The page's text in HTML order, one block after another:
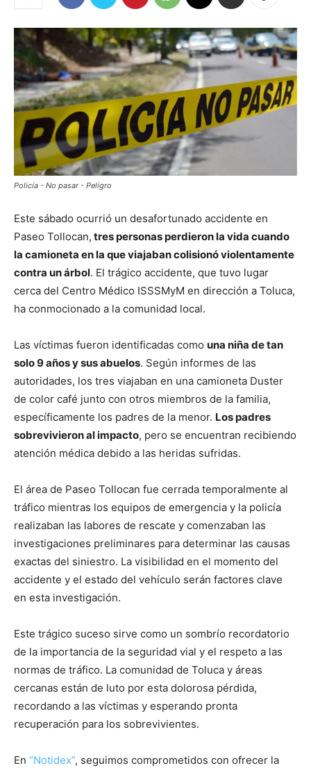
Policía - No pasar - Peligro
Este sábado ocurrió un desafortunado accidente en
Paseo Tollocan, tres personas perdieron la vida cuando
la camioneta en la que viajaban colisionó violentamente
contra un árbol. El trágico accidente, que tuvo lugar
cerca del Centro Médico ISSSMyM en dirección a Toluca,
ha conmocionado a la comunidad local.
Las víctimas fueron identificadas como una niña de tan
solo 9 años y sus abuelos. Según informes de las
autoridades, los tres viajaban en una camioneta Duster
de color café junto con otros miembros de la familia,
específicamente los padres de la menor. Los padres
sobrevivieron al impacto, pero se encuentran recibiendo
atención médica debido a las heridas sufridas.
El área de Paseo Tollocan fue cerrada temporalmente al
tráfico mientras los equipos de emergencia y la policía
realizaban las labores de rescate y comenzaban las
investigaciones preliminares para determinar las causas
exactas del siniestro. La visibilidad en el momento del
accidente y el estado del vehículo serán factores clave
en esta investigación.
Este trágico suceso sirve como un sombrío recordatorio
de la importancia de la seguridad vial y el respeto a las
normas de tráfico. La comunidad de Toluca y áreas
cercanas están de luto por esta dolorosa pérdida,
recordando a las víctimas y esperando pronta
recuperación para los sobrevivientes.
En “Notidex”, seguimos comprometidos con ofrecer la